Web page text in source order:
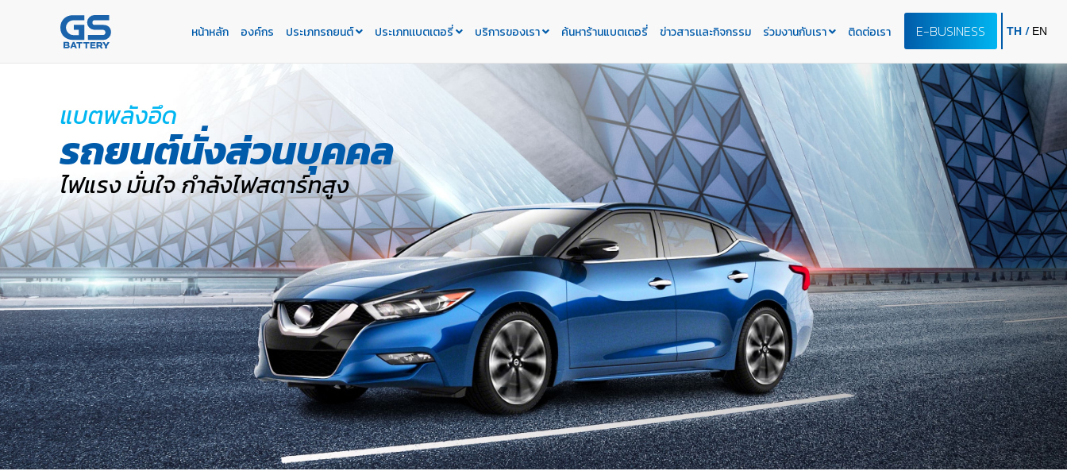
หน้าหลัก องค์กร ประเภทรถยนต์ ประเภทเเบตเตอรี่ บริการของเรา ค้นหาร้านแบตเตอรี่ ข่าวสารเเละกิจกรรม ร่วมงานกับเรา ติดต่อเรา E-BUSINESS TH / EN
ประเภทรถยนต์
ประเภทเเบตเตอรี่
บริการของเรา
E-BUSINESS
แบตพลังอึด
รถยนต์นั่งส่วนบุคคล
ไฟแรง มั่นใจ กำลังไฟสตาร์ทสูง